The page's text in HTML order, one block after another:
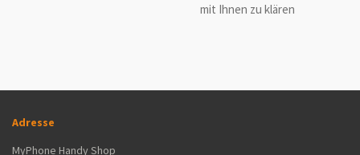
mit Ihnen zu klären
Adresse
MyPhone Handy Shop